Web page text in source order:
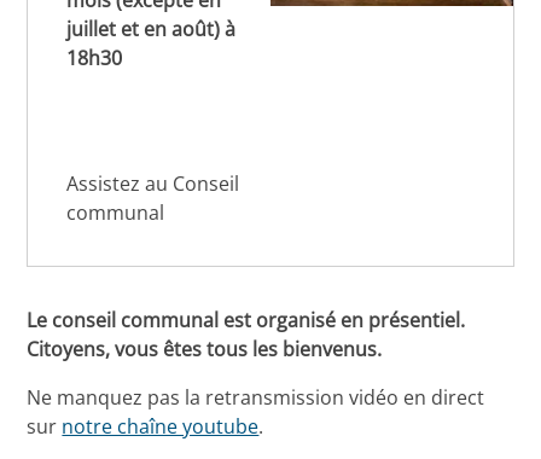
juillet et en août) à
18h30
Assistez au Conseil
communal
Le conseil communal est organisé en présentiel.
Citoyens, vous êtes tous les bienvenus.
Ne manquez pas la retransmission vidéo en direct
sur notre chaîne youtube.